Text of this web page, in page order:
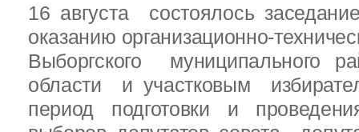
16 августа состоялось
оказанию организационно-
Выборгского муниципального
области и участковым
период подготовки и